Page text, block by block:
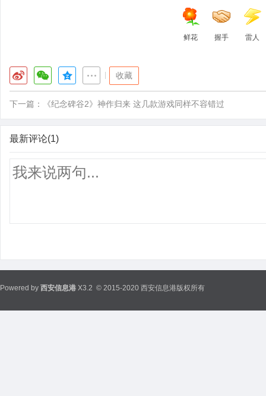
鲜花 握手 雷人
收藏
下一篇： 《纪念碑谷2》神作归来 这几款游戏同样不容错过
最新评论(1)
Powered by 西安信息港 X3.2 © 2015-2020 西安信息港版权所有